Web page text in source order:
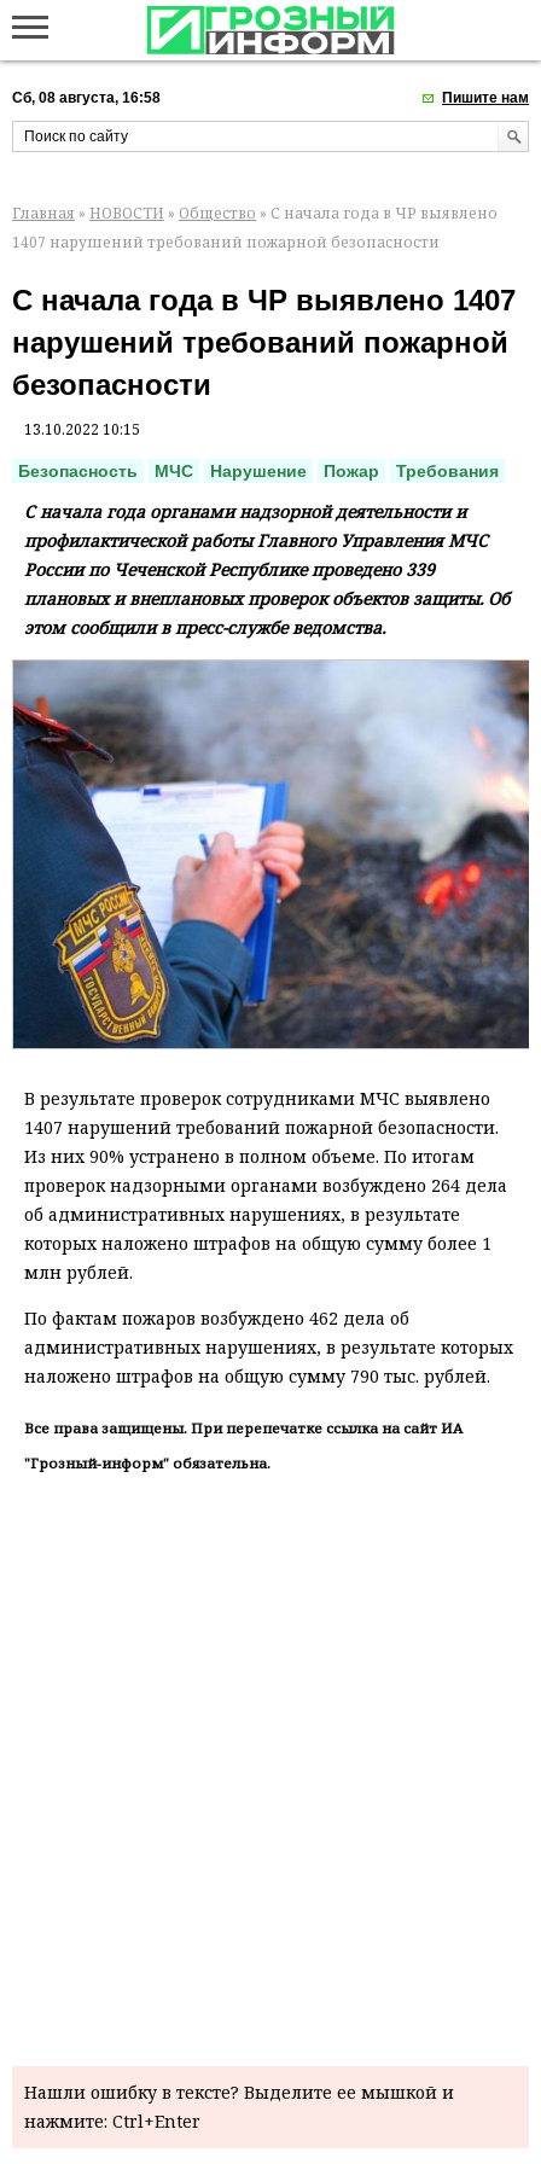
Сб, 08 августа, 16:58 Пишите нам
Главная » НОВОСТИ » Общество » С начала года в ЧР выявлено
1407 нарушений требований пожарной безопасности
С начала года в ЧР выявлено 1407
нарушений требований пожарной
безопасности
13.10.2022 10:15
Безопасность МЧС Нарушение Пожар Требования
С начала года органами надзорной деятельности и
профилактической работы Главного Управления МЧС
России по Чеченской Республике проведено 339
плановых и внеплановых проверок объектов защиты. Об
этом сообщили в пресс-службе ведомства.
В результате проверок сотрудниками МЧС выявлено
1407 нарушений требований пожарной безопасности.
Из них 90% устранено в полном объеме. По итогам
проверок надзорными органами возбуждено 264 дела
об административных нарушениях, в результате
которых наложено штрафов на общую сумму более 1
млн рублей.
По фактам пожаров возбуждено 462 дела об
административных нарушениях, в результате которых
наложено штрафов на общую сумму 790 тыс. рублей.
Все права защищены. При перепечатке ссылка на сайт ИА
"Грозный-информ" обязательна.
Нашли ошибку в тексте? Выделите ее мышкой и
нажмите: Ctrl+Enter